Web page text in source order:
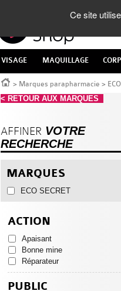
VISAGE MAQUILLAGE
Accueil
> Marques parapharmacie >
< RETOUR AUX MARQUES
AFFINER VOTRE
RECHERCHE
MARQUES
ECO SECRET
ACTION
Apaisant
Bonne mine
Réparateur
PUBLIC
Ce site